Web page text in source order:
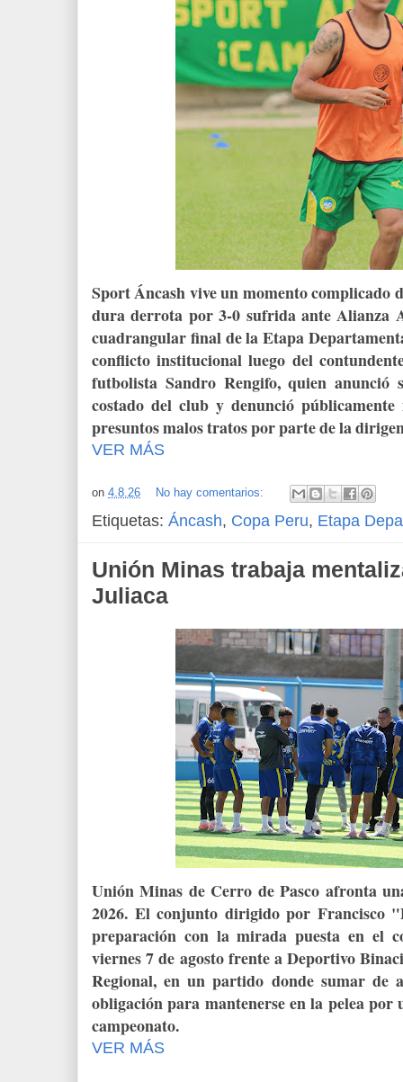
Sport Áncash vive un momento complicado
dura derrota por 3-0 sufrida ante Alianza
cuadrangular final de la Etapa
conflicto institucional luego del
futbolista Sandro Rengifo, quien
costado del club y denunció
presuntos malos tratos por parte de la
VER MÁS
on 4.8.26 No hay comentarios:
Etiquetas: Áncash, Copa Peru, Etapa
Unión Minas trabaja
Juliaca
Unión Minas de Cerro de Pasco afronta
2026. El conjunto dirigido por Francisco
preparación con la mirada puesta en el
viernes 7 de agosto frente a Deportivo
Regional, en un partido donde sumar de
obligación para mantenerse en la pelea por
campeonato.
VER MÁS